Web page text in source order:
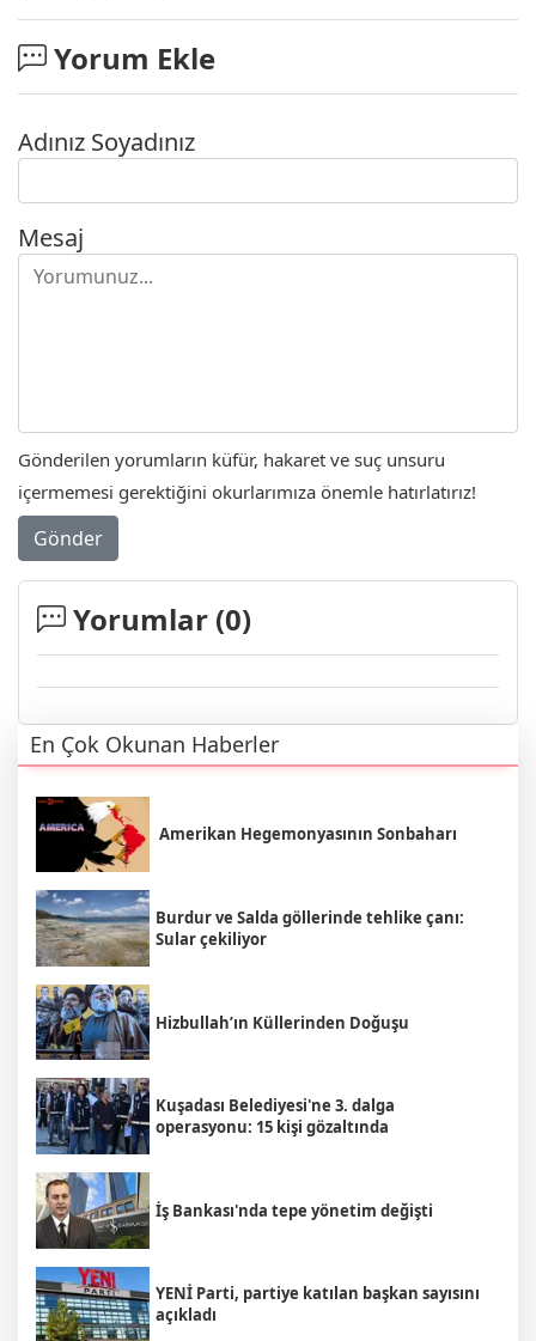
Yorum Ekle
Adınız Soyadınız
Mesaj
Gönderilen yorumların küfür, hakaret ve suç unsuru
içermemesi gerektiğini okurlarımıza önemle hatırlatırız!
Gönder
Yorumlar (0)
En Çok Okunan Haberler
Amerikan Hegemonyasının Sonbaharı
Burdur ve Salda göllerinde tehlike çanı:
Sular çekiliyor
Hizbullah’ın Küllerinden Doğuşu
Kuşadası Belediyesi'ne 3. dalga
operasyonu: 15 kişi gözaltında
İş Bankası'nda tepe yönetim değişti
YENİ Parti, partiye katılan başkan sayısını
açıkladı